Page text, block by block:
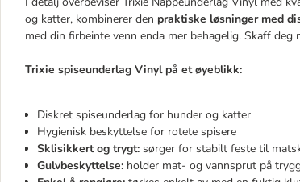
og katter, kombinerer den praktiske løsninger med
med din firbeinte venn enda mer behagelig. Skaff
Trixie spiseunderlag Vinyl på et øyeblikk:
Diskret spiseunderlag for hunder og katter
Hygienisk beskyttelse for rotete spisere
Sklisikkert og trygt: sørger for stabilt feste til
Gulvbeskyttelse: holder mat- og vannsprut på